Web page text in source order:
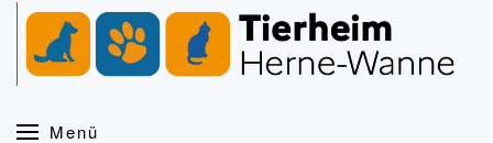
Zum Hauptinhalt springen
Menü